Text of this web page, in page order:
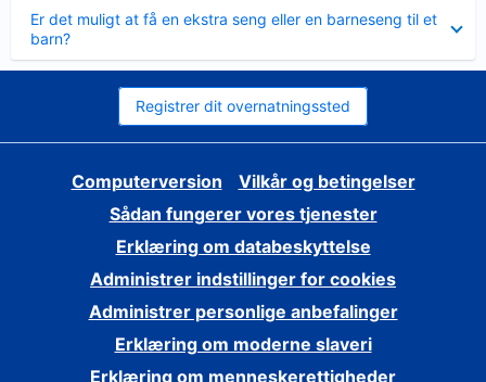
Er det muligt at få en ekstra seng eller en barneseng til et
barn?
Registrer dit overnatningssted
Computerversion
Vilkår og betingelser
Sådan fungerer vores tjenester
Erklæring om databeskyttelse
Administrer indstillinger for cookies
Administrer personlige anbefalinger
Erklæring om moderne slaveri
Erklæring om menneskerettigheder